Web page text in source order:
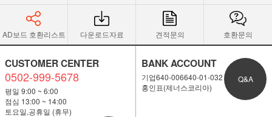
AD보드 호환리스트 다운로드자료 견적문의 호환문의
CUSTOMER CENTER
0502-999-5678
평일 9:00 ~ 6:00
점심 13:00 ~ 14:00
토요일,공휴일 (휴무)
BANK ACCOUNT
기업640-006640-01-032
홍인표(제너스코리아)
Q&A